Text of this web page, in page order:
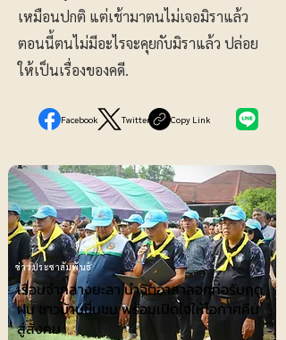
เหมือนปกติ แต่เช้ามาตนไม่เจอมิราแล้ว
ตอนนี้ตนไม่มีอะไรจะคุยกับมิราแล้ว ปล่อย
ให้เป็นเรื่องของคดี.
Facebook Twitter Copy Link
ข่าวประชาสัมพันธ์
เรือนจำกลางยะลา นำจิตอาสาลอกท่อรับฤดู
ฝน ชาวบ้านชื่นชม พร้อมเปิดใจให้โอกาศคืน
สู่สังคม